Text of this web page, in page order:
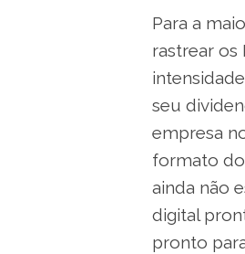
Para a
rastrear os
seu
empresa
formato
ainda não
digital
pronto